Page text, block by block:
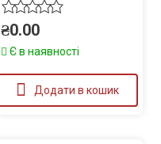
₴0.00
Є в наявності
Додати в кошик